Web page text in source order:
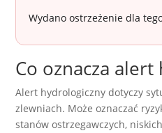
Wydano ostrzeżenie dla
Co oznacza
Alert hydrologiczny dotyczy
zlewniach. Może oznaczać
stanów ostrzegawczych,